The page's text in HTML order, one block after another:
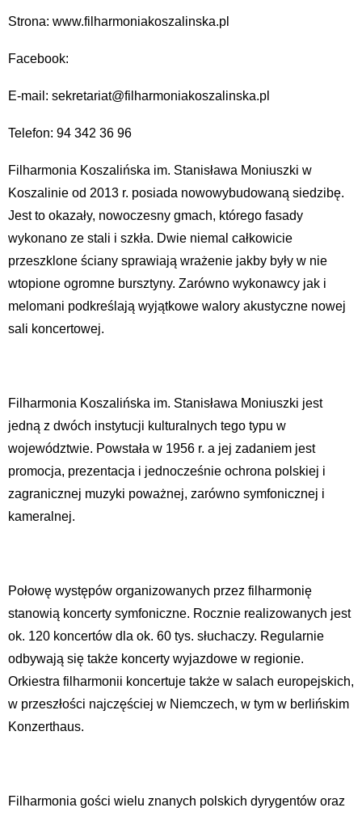
Strona: www.filharmoniakoszalinska.pl
Facebook:
E-mail: sekretariat@filharmoniakoszalinska.pl
Telefon: 94 342 36 96
Filharmonia Koszalińska im. Stanisława Moniuszki w
Koszalinie od 2013 r. posiada nowowybudowaną siedzibę.
Jest to okazały, nowoczesny gmach, którego fasady
wykonano ze stali i szkła. Dwie niemal całkowicie
przeszklone ściany sprawiają wrażenie jakby były w nie
wtopione ogromne bursztyny. Zarówno wykonawcy jak i
melomani podkreślają wyjątkowe walory akustyczne nowej
sali koncertowej.
Filharmonia Koszalińska im. Stanisława Moniuszki jest
jedną z dwóch instytucji kulturalnych tego typu w
województwie. Powstała w 1956 r. a jej zadaniem jest
promocja, prezentacja i jednocześnie ochrona polskiej i
zagranicznej muzyki poważnej, zarówno symfonicznej i
kameralnej.
Połowę występów organizowanych przez filharmonię
stanowią koncerty symfoniczne. Rocznie realizowanych jest
ok. 120 koncertów dla ok. 60 tys. słuchaczy. Regularnie
odbywają się także koncerty wyjazdowe w regionie.
Orkiestra filharmonii koncertuje także w salach europejskich,
w przeszłości najczęściej w Niemczech, w tym w berlińskim
Konzerthaus.
Filharmonia gości wielu znanych polskich dyrygentów oraz